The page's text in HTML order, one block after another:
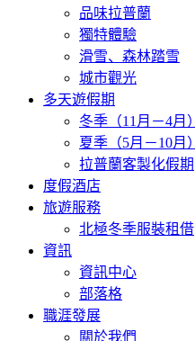
品味拉普蘭
獨特體驗
滑雪、森林踏雪
城市觀光
多天遊假期
冬季（11月－4月）
夏季（5月－10月）
拉普蘭客製化假期
度假酒店
旅遊服務
北極冬季服裝租借
資訊
資訊中心
部落格
職涯發展
關於我們